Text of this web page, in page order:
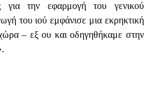
για την εφαρμογή του γενικού
του ιού εμφάνισε μια εκρηκτική
– εξ ου και οδηγηθήκαμε στην